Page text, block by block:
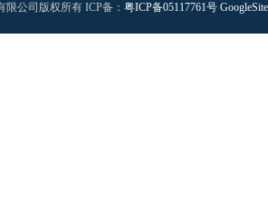
限公司版权所有 ICP备： 粤ICP备05117761号